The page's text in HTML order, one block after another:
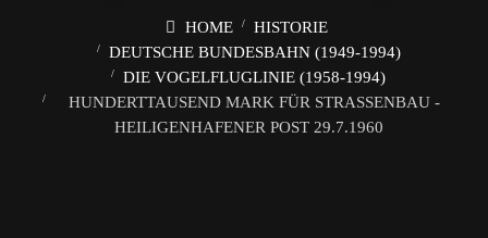
HOME
HISTORIE
DEUTSCHE BUNDESBAHN (1949-1994)
DIE VOGELFLUGLINIE (1958-1994)
HUNDERTTAUSEND MARK FÜR STRASSENBAU - H
EILIGENHAFENER POST 29.7.1960